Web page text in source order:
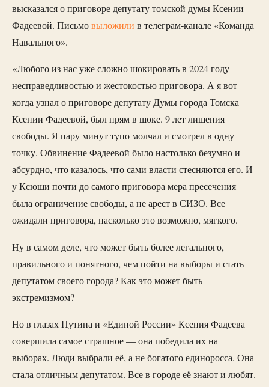
высказался о приговоре депутату томской думы Ксении
Фадеевой. Письмовыложили в телеграм-канале «Команда
Навального».
«Любого из нас уже сложно шокировать в 2024 году
несправедливостью и жестокостью приговора. А я вот
когда узнал о приговоре депутату Думы города Томска
Ксении Фадеевой, был прям в шоке. 9 лет лишения
свободы. Я пару минут тупо молчал и смотрел в одну
точку. Обвинение Фадеевой было настолько безумно и
абсурдно, что казалось, что сами власти стесняются его. И
у Ксюши почти до самого приговора мера пресечения
была ограничение свободы, а не арест в СИЗО. Все
ожидали приговора, насколько это возможно, мягкого.
Ну в самом деле, что может быть более легального,
правильного и понятного, чем пойти на выборы и стать
депутатом своего города? Как это может быть
экстремизмом?
Но в глазах Путина и «Единой России» Ксения Фадеева
совершила самое страшное — она победила их на
выборах. Люди выбрали её, а не богатого единоросса. Она
стала отличным депутатом. Все в городе её знают и любят.